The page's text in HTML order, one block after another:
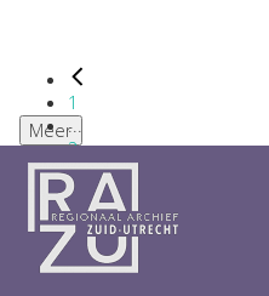
1
...
2
3
4
5
6
...
Meer